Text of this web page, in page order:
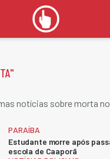
"
notícias sobre morta
PARAÍBA
Estudante morre após
escola de Caaporã